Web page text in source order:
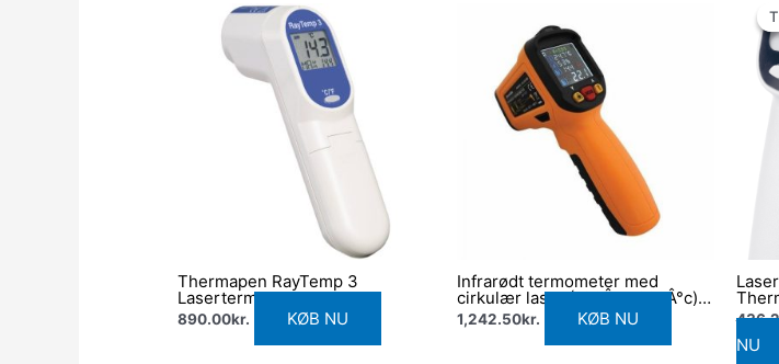
Thermapen RayTemp 3
Lasertermometer
890.00kr. KØB NU
Infrarødt termometer med
cirkulær laser (-30Â°c-800Â°c)
Diesella
1,242.50kr. KØB NU
NU